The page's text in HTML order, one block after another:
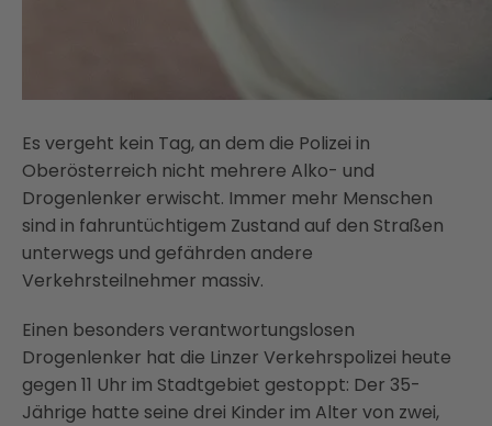
Es vergeht kein Tag, an dem die Polizei in
Oberösterreich nicht mehrere Alko- und
Drogenlenker erwischt. Immer mehr Menschen
sind in fahruntüchtigem Zustand auf den Straßen
unterwegs und gefährden andere
Verkehrsteilnehmer massiv.
Einen besonders verantwortungslosen
Drogenlenker hat die Linzer Verkehrspolizei heute
gegen 11 Uhr im Stadtgebiet gestoppt: Der 35-
Jährige hatte seine drei Kinder im Alter von zwei,